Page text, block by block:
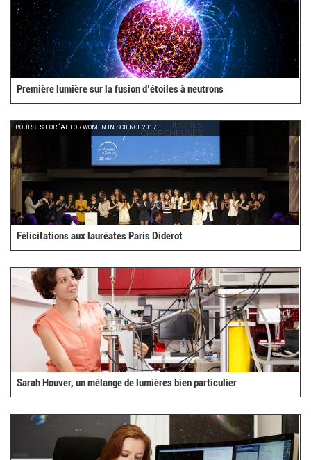
Première lumière sur la fusion d’étoiles à neutrons
BOURSES L'ORÉAL FOR WOMEN IN SCIENCE 2017
Félicitations aux lauréates Paris Diderot
Sarah Houver, un mélange de lumières bien particulier